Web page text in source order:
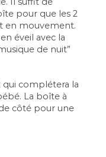
pour que les 2
en mouvement.
éveil avec la
de nuit”
qui complétera la
La boîte à
de côté pour une